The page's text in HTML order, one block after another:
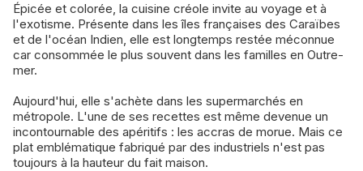
Épicée et colorée, la cuisine créole invite au voyage et à
l'exotisme. Présente dans les îles françaises des Caraïbes
et de l'océan Indien, elle est longtemps restée méconnue
car consommée le plus souvent dans les familles en Outre-
mer.
Aujourd'hui, elle s'achète dans les supermarchés en
métropole. L'une de ses recettes est même devenue un
incontournable des apéritifs : les accras de morue. Mais ce
plat emblématique fabriqué par des industriels n'est pas
toujours à la hauteur du fait maison.